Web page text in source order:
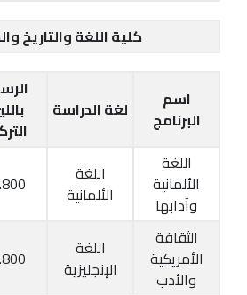
كلية اللغة والتاريخ
اسم
البرنامج
لغة الدراسة
اللغة
الألمانية
وآدابها
اللغة
الألمانية
الثقافة
الأمريكية
والأدب
اللغة
الإنجليزية